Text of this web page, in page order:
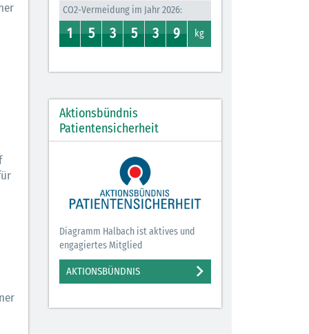
CO2-Vermeidung im Jahr 2026:
0
1
1 4
5
5 2
3
3 0
5
5 0
3
3 0
9
9 kg
Aktionsbündnis
Patientensicherheit
Diagramm Halbach ist aktives und
engagiertes Mitglied
AKTIONSBÜNDNIS